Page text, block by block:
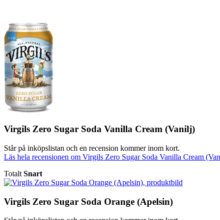
Virgils Zero Sugar Soda Vanilla Cream (Vanilj)
Står på inköpslistan och en recension kommer inom kort.
Läs hela recensionen om Virgils Zero Sugar Soda Vanilla Cream
Totalt Snart
Virgils Zero Sugar Soda Orange (Apelsin)